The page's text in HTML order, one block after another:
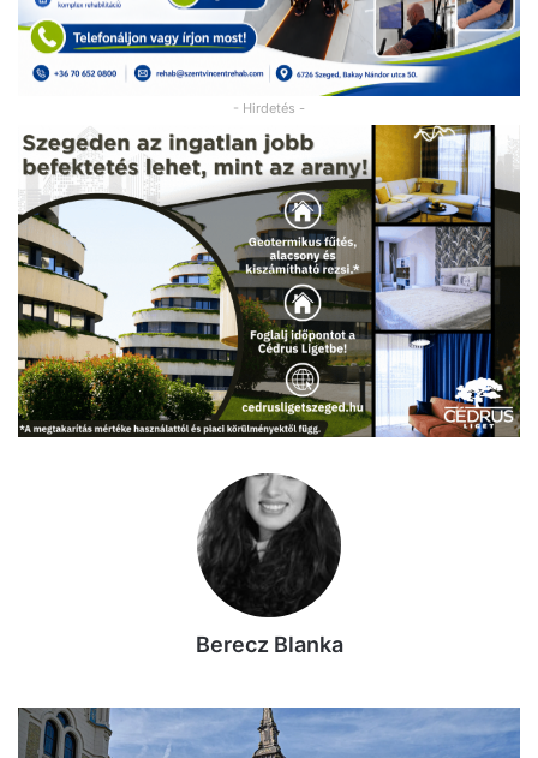
- Hirdetés -
Berecz Blanka